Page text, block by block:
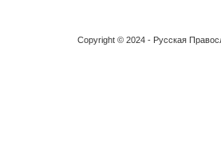
Copyright © 2024 - Русская